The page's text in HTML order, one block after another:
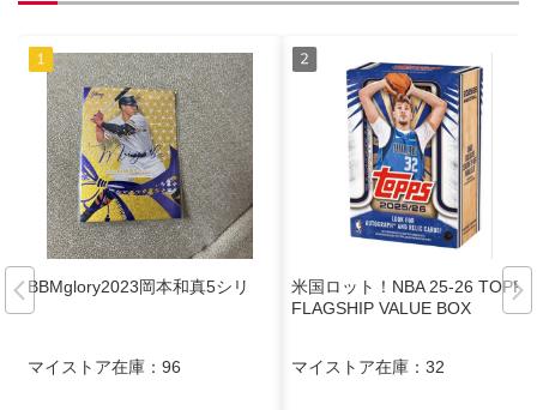
BBMglory2023岡本和真5シリ
マイストア在庫： 96
米国ロット！NBA 25-26 TOPPS
FLAGSHIP VALUE BOX
マイストア在庫： 32